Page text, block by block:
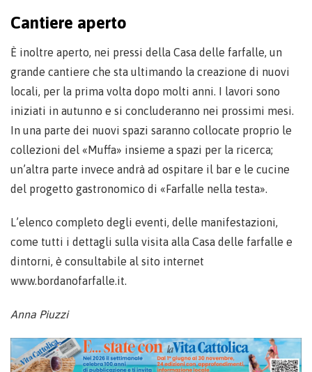
Cantiere aperto
È inoltre aperto, nei pressi della Casa delle farfalle, un
grande cantiere che sta ultimando la creazione di nuovi
locali, per la prima volta dopo molti anni. I lavori sono
iniziati in autunno e si concluderanno nei prossimi mesi.
In una parte dei nuovi spazi saranno collocate proprio le
collezioni del «Muffa» insieme a spazi per la ricerca;
un’altra parte invece andrà ad ospitare il bar e le cucine
del progetto gastronomico di «Farfalle nella testa».
L’elenco completo degli eventi, delle manifestazioni,
come tutti i dettagli sulla visita alla Casa delle farfalle e
dintorni, è consultabile al sito internet
www.bordanofarfalle.it.
Anna Piuzzi